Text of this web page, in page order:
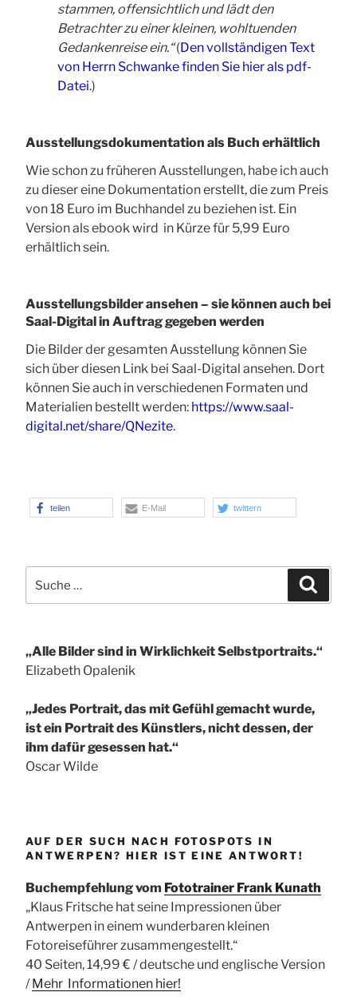
stammen, offensichtlich und lädt den
Betrachter zu einer kleinen, wohltuenden
Gedankenreise ein.“(Den vollständigen Text
von Herrn Schwanke finden Sie hier als pdf-
Datei.)
Ausstellungsdokumentation als Buch erhältlich
Wie schon zu früheren Ausstellungen, habe ich auch
zu dieser eine Dokumentation erstellt, die zum Preis
von 18 Euro im Buchhandel zu beziehen ist. Ein
Version als ebook wird in Kürze für 5,99 Euro
erhältlich sein.
Ausstellungsbilder ansehen – sie können auch bei
Saal-Digital in Auftrag gegeben werden
Die Bilder der gesamten Ausstellung können Sie
sich über diesen Link bei Saal-Digital ansehen. Dort
können Sie auch in verschiedenen Formaten und
Materialien bestellt werden: https://www.saal-
digital.net/share/QNezite.
teilen E-Mail twittern
nach:
„Alle Bilder sind in Wirklichkeit Selbstportraits.“
Elizabeth Opalenik
„Jedes Portrait, das mit Gefühl gemacht wurde,
ist ein Portrait des Künstlers, nicht dessen, der
ihm dafür gesessen hat.“
Oscar Wilde
AUF DER SUCH NACH FOTOSPOTS IN
ANTWERPEN? HIER IST EINE ANTWORT!
Buchempfehlung vom Fototrainer Frank Kunath
„Klaus Fritsche hat seine Impressionen über
Antwerpen in einem wunderbaren kleinen
Fotoreiseführer zusammengestellt.“
40 Seiten, 14,99 € / deutsche und englische Version
/Mehr Informationen hier!